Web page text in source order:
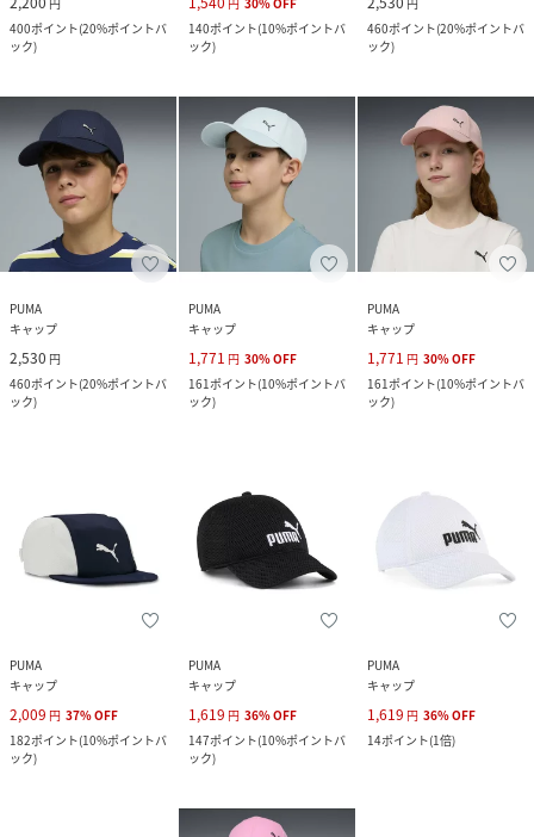
400ポイント(20%ポイントバ
ック)
140ポイント(10%ポイントバ
ック)
460ポイント(20%ポイントバ
ック)
PUMA
キャップ
2,530 円
460ポイント(20%ポイントバ
ック)
PUMA
キャップ
1,771 円 30%OFF
161ポイント(10%ポイントバ
ック)
PUMA
キャップ
1,771 円 30%OFF
161ポイント(10%ポイントバ
ック)
PUMA
キャップ
2,009 円 37%OFF
182ポイント(10%ポイントバ
ック)
PUMA
キャップ
1,619 円 36%OFF
147ポイント(10%ポイントバ
ック)
PUMA
キャップ
1,619 円 36%OFF
14ポイント(1倍)